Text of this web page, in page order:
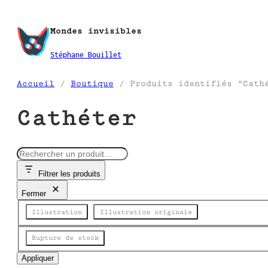
contenu
Mondes invisibles
Stéphane Bouillet
Accueil / Boutique / Produits identifiés
Cathéter
R
e
e
Filtrer les produits
Fermer
Catégorie
Illustration Illustration originale
Disponibilité
Rupture de stock
Appliquer